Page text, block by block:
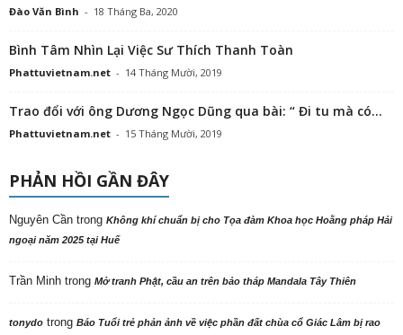
Đào Văn Bình - 18 Tháng Ba, 2020
Bình Tâm Nhìn Lại Việc Sư Thích Thanh Toàn
Phattuvietnam.net - 14 Tháng Mười, 2019
Trao đổi với ông Dương Ngọc Dũng qua bài: “ Đi tu mà có...
Phattuvietnam.net - 15 Tháng Mười, 2019
PHẢN HỒI GẦN ĐÂY
Nguyên Cần trong Không khí chuẩn bị cho Tọa đàm Khoa học Hoằng pháp Hải
ngoại năm 2025 tại Huế
Trần Minh trong Mở tranh Phật, cầu an trên bảo tháp Mandala Tây Thiên
tonydo trong Báo Tuổi trẻ phản ảnh về việc phần đất chùa cổ Giác Lâm bị rao